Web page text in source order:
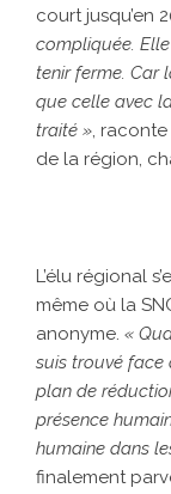
court jusqu’en
compliquée.
tenir ferme. Car
que celle avec
traité »,
de la région,
L’élu régional
même où la
anonyme. «
suis trouvé face
plan de
présence
humaine dans
finalement